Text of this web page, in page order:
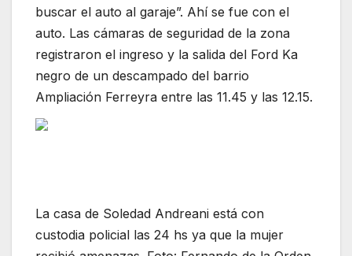
buscar el auto al garaje”. Ahí se fue con el
auto. Las cámaras de seguridad de la zona
registraron el ingreso y la salida del Ford Ka
negro de un descampado del barrio
Ampliación Ferreyra entre las 11.45 y las 12.15.
La casa de Soledad Andreani está con
custodia policial las 24 hs ya que la mujer